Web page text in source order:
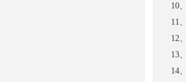
10
11
12
13
14